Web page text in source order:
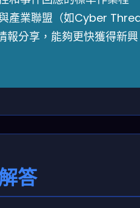
產業聯盟（如Cyber
報分享，能夠更快獲得新興
答